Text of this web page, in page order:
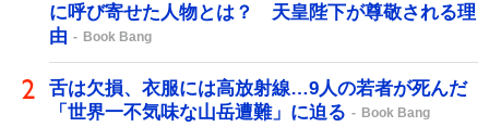
に呼び寄せた人物とは？ 天皇陛下が尊敬される理
由
Book Bang
舌は欠損、衣服には高放射線…9人の若者が死んだ
「世界一不気味な山岳遭難」に迫る
Book Bang